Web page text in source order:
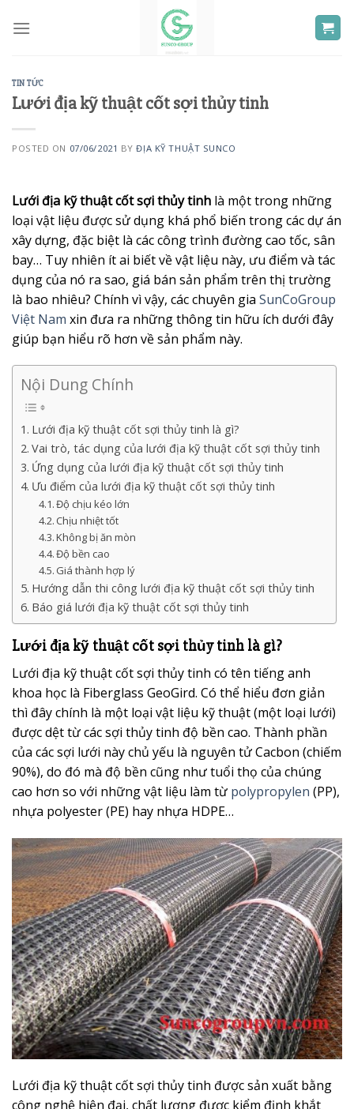
TIN TỨC
Lưới địa kỹ thuật cốt sợi thủy tinh
POSTED ON 07/06/2021 BYĐỊA KỸ THUẬT SUNCO
Lưới địa kỹ thuật cốt sợi thủy tinh là một trong những
loại vật liệu được sử dụng khá phổ biến trong các dự án
xây dựng, đặc biệt là các công trình đường cao tốc, sân
bay… Tuy nhiên ít ai biết về vật liệu này, ưu điểm và tác
dụng của nó ra sao, giá bán sản phẩm trên thị trường
là bao nhiêu? Chính vì vậy, các chuyên gia SunCoGroup
Việt Nam xin đưa ra những thông tin hữu ích dưới đây
giúp bạn hiểu rõ hơn về sản phẩm này.
Nội Dung Chính
Lưới địa kỹ thuật cốt sợi thủy tinh là gì?
Vai trò, tác dụng của lưới địa kỹ thuật cốt sợi thủy tinh
Ứng dụng của lưới địa kỹ thuật cốt sợi thủy tinh
Ưu điểm của lưới địa kỹ thuật cốt sợi thủy tinh
Độ chịu kéo lớn
Chịu nhiệt tốt
Không bị ăn mòn
Độ bền cao
Giá thành hợp lý
Hướng dẫn thi công lưới địa kỹ thuật cốt sợi thủy tinh
Báo giá lưới địa kỹ thuật cốt sợi thủy tinh
Lưới địa kỹ thuật cốt sợi thủy tinh là gì?
Lưới địa kỹ thuật cốt sợi thủy tinh có tên tiếng anh
khoa học là Fiberglass GeoGird. Có thể hiểu đơn giản
thì đây chính là một loại vật liệu kỹ thuật (một loại lưới)
được dệt từ các sợi thủy tinh độ bền cao. Thành phần
của các sợi lưới này chủ yếu là nguyên tử Cacbon (chiếm
90%), do đó mà độ bền cũng như tuổi thọ của chúng
cao hơn so với những vật liệu làm từ polypropylen (PP),
nhựa polyester (PE) hay nhựa HDPE…
Lưới địa kỹ thuật cốt sợi thủy tinh được sản xuất bằng
công nghệ hiện đại, chất lượng được kiểm định khắt